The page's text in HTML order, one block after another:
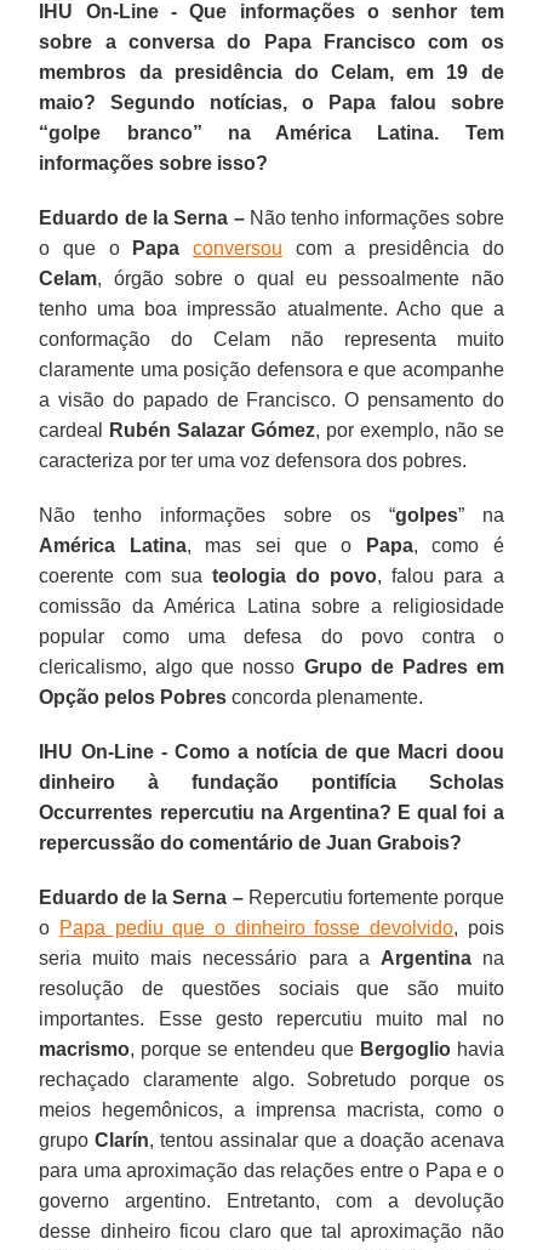
IHU On-Line - Que informações o senhor tem
sobre a conversa do Papa Francisco com os
membros da presidência do Celam, em 19 de
maio? Segundo notícias, o Papa falou sobre
“golpe branco” na América Latina. Tem
informações sobre isso?
Eduardo de la Serna –Não tenho informações sobre
o que o
Papa conversou com a presidência do
Celam, órgão sobre o qual eu pessoalmente não
tenho uma boa impressão atualmente. Acho que a
conformação do Celam não representa muito
claramente uma posição defensora e que acompanhe
a visão do papado de Francisco. O pensamento do
cardeal
Rubén Salazar Gómez, por exemplo, não se
caracteriza por ter uma voz defensora dos pobres.
Não tenho informações sobre os “golpes” na
América Latina, mas sei que o Papa, como é
coerente com sua teologia do povo, falou para a
comissão da América Latina sobre a religiosidade
popular como uma defesa do povo contra o
clericalismo, algo que nosso Grupo de Padres em
Opção pelos Pobres concorda plenamente.
IHU On-Line - Como a notícia de que Macri doou
dinheiro à fundação pontifícia Scholas
Occurrentes repercutiu na Argentina? E qual foi a
repercussão do comentário de Juan Grabois?
Eduardo de la Serna –Repercutiu fortemente porque
o Papa pediu que o dinheiro fosse devolvido, pois
seria muito mais necessário para a Argentinana
resolução de questões sociais que são muito
importantes. Esse gesto repercutiu muito mal no
macrismo, porque se entendeu que Bergogliohavia
rechaçado claramente algo. Sobretudo porque os
meios hegemônicos, a imprensa macrista, como o
grupoClarín, tentou assinalar que a doação acenava
para uma aproximação das relações entre o Papa e o
governo argentino. Entretanto, com a devolução
desse dinheiro ficou claro que tal aproximação não